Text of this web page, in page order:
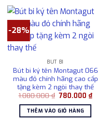
-28%
BÚT BI
Bút bi ký tên Montagut 066
màu đỏ chính hãng cao cấp
tặng kèm 2 ngòi thay thế
1.080.000₫ Giá
là:
1.080.000 ₫.
780.000₫Giá
hiện
THÊM VÀO GIỎ HÀNG